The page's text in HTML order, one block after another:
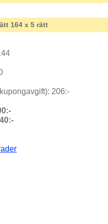
164 x 5 rätt
206:-